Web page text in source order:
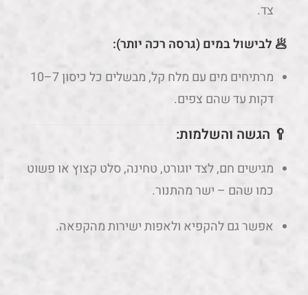
צד.
🥟 לבישול במים (גרסה רכה יותר):
מרתיחים מים עם מלח קל, מבשלים כל כיסון 7–10
דקות עד שהם צפים.
🥄 הגשה והשלמות:
מגישים חם, לצד יוגורט, טחינה, סלט קצוץ או פשוט
כמו שהם – ישר מהתנור.
אפשר גם להקפיא ולאפות ישירות מהקפאה.